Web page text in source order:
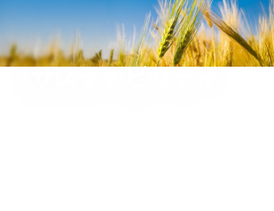
サステナビリティ